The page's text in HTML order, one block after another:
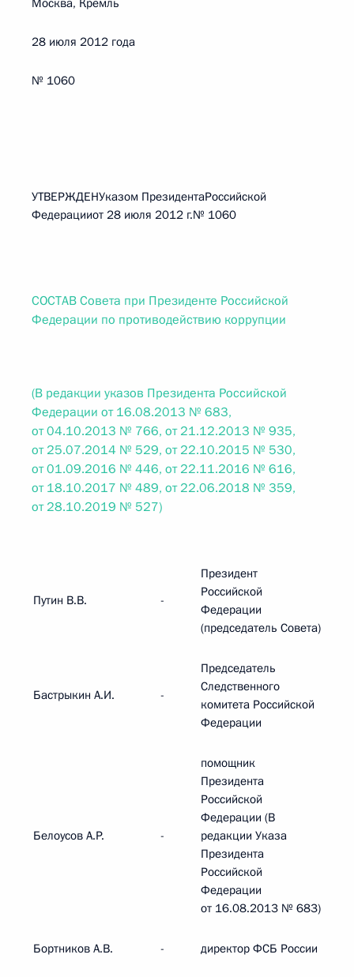
Москва, Кремль
28 июля 2012 года
№ 1060
УТВЕРЖДЕНУказом ПрезидентаРоссийской
Федерацииот 28 июля 2012 г.№ 1060
СОСТАВ Совета при Президенте Российской
Федерации по противодействию коррупции
(В редакции указов Президента Российской
Федерации от 16.08.2013 № 683,
от 04.10.2013 № 766, от 21.12.2013 № 935,
от 25.07.2014 № 529, от 22.10.2015 № 530,
от 01.09.2016 № 446, от 22.11.2016 № 616,
от 18.10.2017 № 489, от 22.06.2018 № 359,
от 28.10.2019 № 527)
Путин В.В. -
Президент
Российской
Федерации
(председатель Совета)
Бастрыкин А.И. -
Председатель
Следственного
комитета Российской
Федерации
Белоусов А.Р. -
помощник
Президента
Российской
Федерации (В
редакции Указа
Президента
Российской
Федерации
от 16.08.2013 № 683)
Бортников А.В. - директор ФСБ России